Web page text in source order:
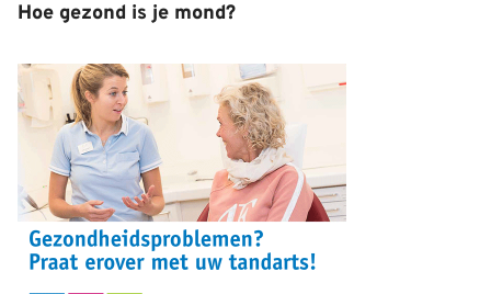
Hoe gezond is je mond?